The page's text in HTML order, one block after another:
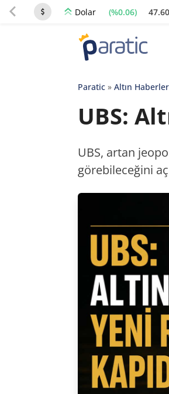
Dolar (%0.06) 47.60
Paratic» Altın
UBS:
UBS, artan
görebileceğini